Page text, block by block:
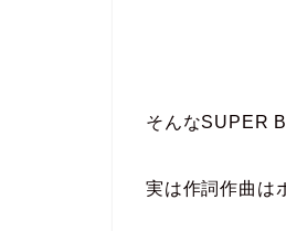
そんなSUPER
実は作詞作曲は